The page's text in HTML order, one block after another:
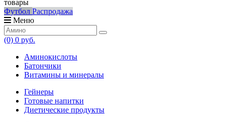
товары
Футбол Распродажа
Меню
(0) 0 руб.
Аминокислоты
Батончики
Витамины и минералы
Гейнеры
Готовые напитки
Диетические продукты